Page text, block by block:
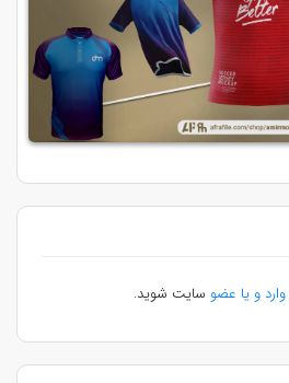
وارد و یا عضو سایت شوید.